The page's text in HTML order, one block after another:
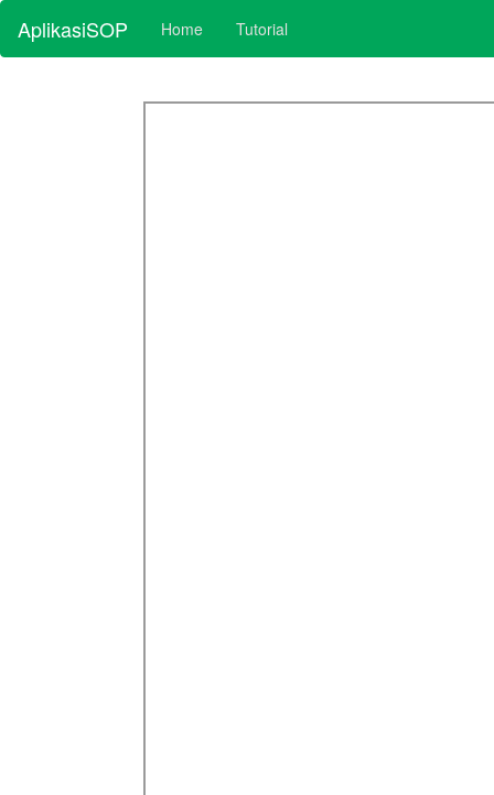
AplikasiSOP Home Tutorial